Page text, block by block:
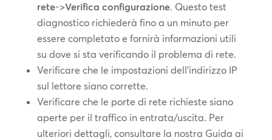
rete->Verifica configurazione. Questo test
diagnostico richiederà fino a un minuto per
essere completato e fornirà informazioni utili
su dove si sta verificando il problema di rete.
Verificare che le impostazioni dell'indirizzo IP
sul lettore siano corrette.
Verificare che le porte di rete richieste siano
aperte per il traffico in entrata/uscita. Per
ulteriori dettagli, consultare la nostra Guida ai